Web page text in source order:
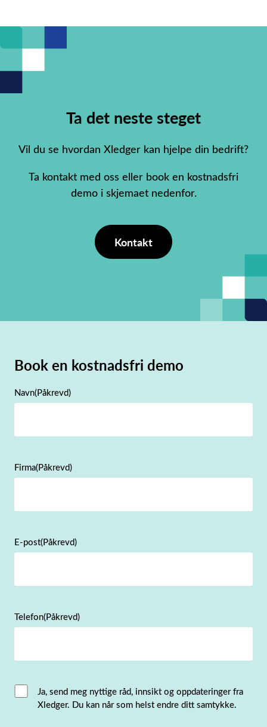
Ta det neste steget
Vil du se hvordan Xledger kan hjelpe din bedrift?
Ta kontakt med oss eller book en kostnadsfri
demo i skjemaet nedenfor.
Kontakt
Book en kostnadsfri demo
Navn(Påkrevd)
Firma(Påkrevd)
E-post(Påkrevd)
Telefon(Påkrevd)
Email
Consent
Ja, send meg nyttige råd, innsikt og oppdateringer fra
Xledger. Du kan når som helst endre ditt samtykke.